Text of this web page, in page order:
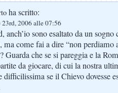
ha scritto:
2006 alle 07:56
anch’io sono esaltato da un
ma come fai a dire “non perdiamo
Guarda che se si pareggia e la
da giocare, di cui la nostra
difficilissima se il Chievo dovesse